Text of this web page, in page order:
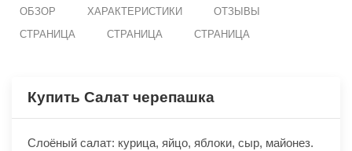
ОБЗОР ХАРАКТЕРИСТИКИ
ОТЗЫВЫ
СТРАНИЦА
СТРАНИЦА СТРАНИЦА
Купить Салат черепашка
Слоёный салат: курица, яйцо, яблоки, сыр, майонез.